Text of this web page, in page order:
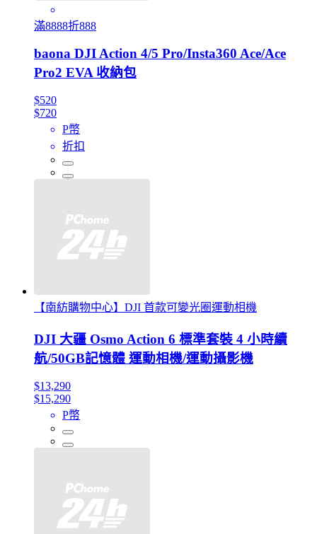
滿8888折888
baona DJI Action 4/5 Pro/Insta360 Ace/Ace
Pro2 EVA 收納包
$520
$720
P幣
折扣
【南紡購物中心】DJI 首款可變光圈運動相機
DJI 大疆 Osmo Action 6 標準套裝 4 小時續
航/50GB記憶體 運動相機/運動攝影機
$13,290
$15,290
P幣